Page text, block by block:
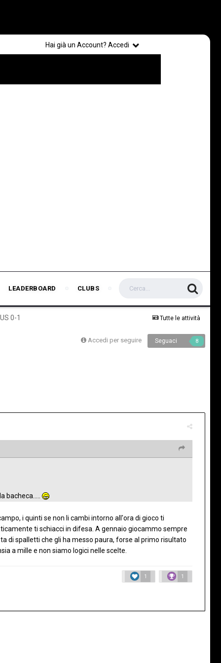
Hai già un Account? Accedi
LEADERBOARD CLUBS
Tutte le attività
0-1
Accedi per seguire Seguaci 8
bacheca.....
i quinti se non li cambi intorno all'ora di gioco ti
ti schiacci in difesa. A gennaio giocammo sempre
di spalletti che gli ha messo paura, forse al primo risultato
a mille e non siamo logici nelle scelte.
1 1